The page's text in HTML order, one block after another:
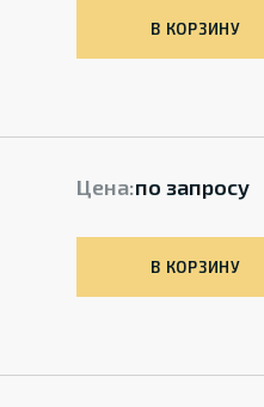
В КОРЗИНУ
Цена:по запросу
В КОРЗИНУ